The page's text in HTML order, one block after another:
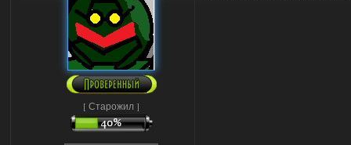
[ Старожил ]